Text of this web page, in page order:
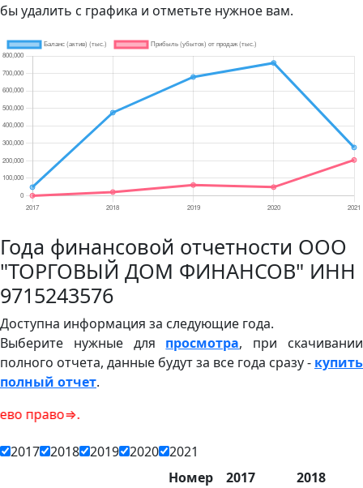
бы удалить с графика и отметьте нужное вам.
Года финансовой отчетности ООО
"ТОРГОВЫЙ ДОМ ФИНАНСОВ" ИНН
9715243576
Доступна информация за следующие года.
Выберите нужные для просмотра, при скачивании
полного отчета, данные будут за все года сразу - купить
полный отчет.
2017 2018 2019 2020 2021
Номер
2017 2018